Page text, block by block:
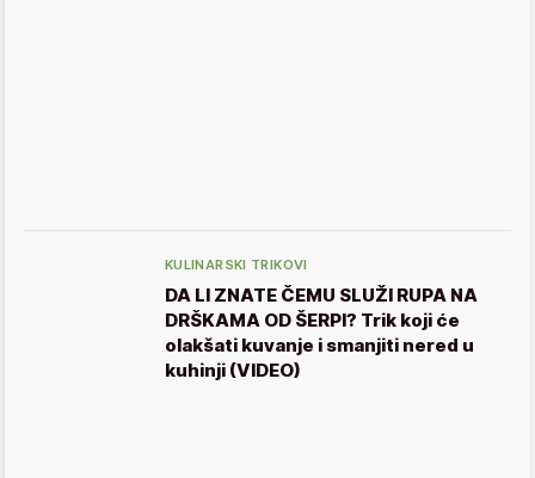
KULINARSKI TRIKOVI
DA LI ZNATE ČEMU SLUŽI RUPA NA
DRŠKAMA OD ŠERPI? Trik koji će
olakšati kuvanje i smanjiti nered u
kuhinji (VIDEO)